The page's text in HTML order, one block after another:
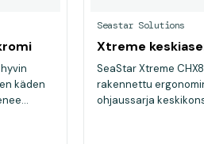
käden
Seastar Solutions
Xtreme
SeaStar Xtreme
rakennettu
ohjaussarja